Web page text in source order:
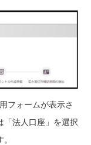
フォームが表示さ
「法人口座」を選択